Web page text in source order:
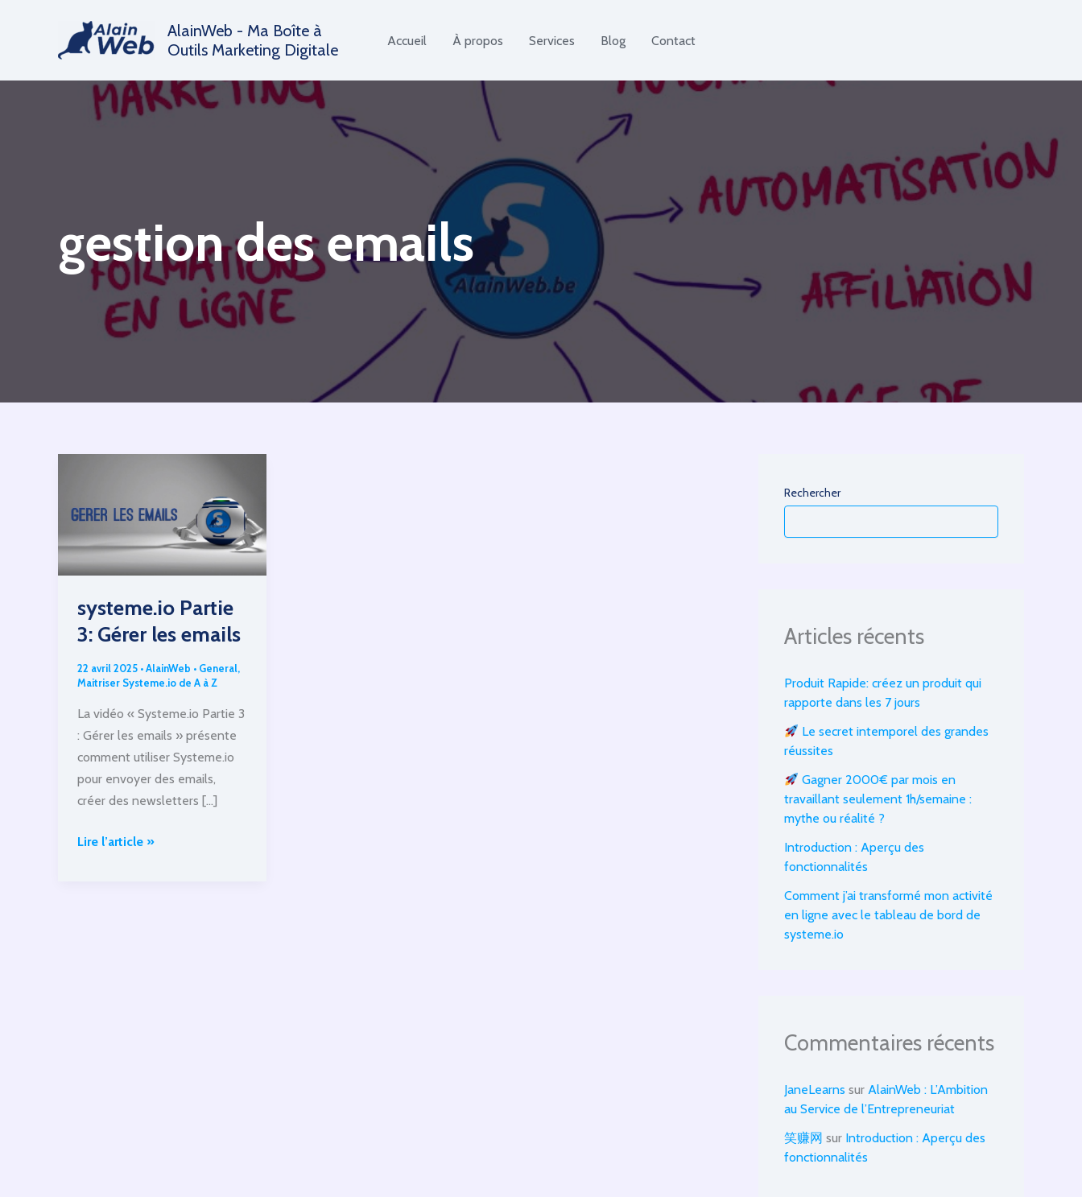
AlainWeb - Ma Boîte à
Outils Marketing Digitale
Accueil À propos Services Blog Contact
gestion des emails
systeme.io Partie
3: Gérer les emails
22 avril 2025 •AlainWeb • General,
Maitriser Systeme.io de A à Z
La vidéo « Systeme.io Partie 3
: Gérer les emails » présente
comment utiliser Systeme.io
pour envoyer des emails,
créer des newsletters […]
systeme.io
Lire l’article »
Rechercher
Articles récents
Produit Rapide: créez un produit qui
rapporte dans les 7 jours
Le secret intemporel des grandes
réussites
Gagner 2000€ par mois en
travaillant seulement 1h/semaine :
mythe ou réalité ?
Introduction : Aperçu des
fonctionnalités
Comment j’ai transformé mon activité
en ligne avec le tableau de bord de
systeme.io
Commentaires récents
JaneLearns sur AlainWeb : L’Ambition
au Service de l’Entrepreneuriat
笑赚网 sur Introduction : Aperçu des
fonctionnalités